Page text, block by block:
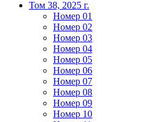
Том 38, 2025 г.
Номер 01
Номер 02
Номер 03
Номер 04
Номер 05
Номер 06
Номер 07
Номер 08
Номер 09
Номер 10